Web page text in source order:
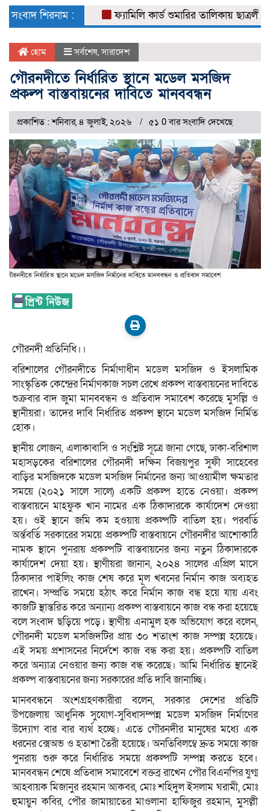
সংবাদ শিরনাম :
ফ্যামিলি কার্ড শুমারির তালিকায় ছাত্রলীগ নেতা
হোম সর্বশেষ,সারাদেশ
গৌরনদীতে নির্ধারিত স্থানে মডেল মসজিদ
প্রকল্প বাস্তবায়নের দাবিতে মানববন্ধন
প্রকাশিত : শনিবার, ৪ জুলাই, ২০২৬ ৫১ 0 বার সংবাদি দেখেছে
গৌরনদী প্রতিনিধি।।
বরিশালের গৌরনদীতে নির্মাণাধীন মডেল মসজিদ ও ইসলামিক
সাংস্কৃতিক কেন্দ্রের নির্মাণকাজ সচল রেখে প্রকল্প বাস্তবায়নের দাবিতে
শুক্রবার বাদ জুমা মানববন্ধন ও প্রতিবাদ সমাবেশ করেছে মুসল্লি ও
স্থানীয়রা। তাদের দাবি নির্ধারিত প্রকল্প স্থানে মডেল মসজিদ নির্মিত
হোক।
স্থানীয় লোজন, এলাকাবাসি ও সংশ্লিষ্ট সূত্রে জানা গেছে, ঢাকা-বরিশাল
মহাসড়কের বরিশালের গৌরনদী দক্ষিন বিজয়পুর সুফী সাহেবের
বাড়ির মসজিদকে মডেল মসজিদ নির্মানের জন্য আওয়ামীল ক্ষমতার
সময়ে (২০২১ সালে সালে) একটি প্রকল্প হাতে নেওয়া। প্রকল্প
বাস্তবায়নে মাহফুক খান নামের এক ঠিকাদারকে কার্যাদেশ দেওয়া
হয়। ওই স্থানে জমি কম হওয়ায় প্রকল্পটি বাতিল হয়। পরবর্তি
অর্ন্তবর্তি সরকারের সময়ে প্রকল্পটি বাস্তবায়নে গৌরনদীর আশোকাঠি
নামক স্থানে পুনরায় প্রকল্পটি বাস্তবায়নের জন্য নতুন ঠিকাদারকে
কার্যাদেশ দেয়া হয়। স্থাণীয়রা জানান, ২০২৪ সালের এপ্রিল মাসে
ঠিকাদার পাইলিং কাজ শেষ করে মূল খবনের নির্মান কাজ অব্যহত
রাখেন। সম্প্রতি সময়ে হঠাৎ করে নির্মান কাজ বন্ধ হয়ে যায় এবং
কাজটি স্থান্তরিত করে অন্যান্য প্রকল্প বাস্তবায়নে কাজ বন্ধ করা হয়েছে
বলে সংবাদ ছড়িয়ে পড়ে। স্থাণীয় এনামুল হক অভিযোগ করে বলেন,
গৌরনদী মডেল মসজিদটির প্রায় ৩০ শতাংশ কাজ সম্পন্ন হয়েছে।
এই সময় প্রশাসনের নির্দেশে কাজ বন্ধ করা হয়। প্রকল্পটি বাতিল
করে অন্যাত্র নেওয়ার জন্য কাজ বন্ধ করেছে। আমি নির্ধারিত স্থানেই
প্রকল্প বাস্তবায়নের জন্য সরকারের প্রতি দাবি জানাচ্ছি।
মানববন্ধনে অংশগ্রহণকারীরা বলেন, সরকার দেশের প্রতিটি
উপজেলায় আধুনিক সুযোগ-সুবিধাসম্পন্ন মডেল মসজিদ নির্মাণের
উদ্যোগ বার বার ব্যর্থ হচ্ছে। এতে গৌরনদীর মানুষের মধ্যে এক
ধরনের ক্সেঅভ ও হতাশা তৈরী হয়েছে। অনতিবিলম্বে দ্রুত সময়ে কাজ
পুনরায় শুরু করে নির্ধারিত সময়ে প্রকল্পটি সম্পন্ন করতে হবে।
মানববন্ধন শেষে প্রতিবাদ সমাবেশে বক্তব্র রাখেন পৌর বিএনপির যুগ্ম
আহবায়ক মিজানুর রহমান আকবর, মোঃ শহিদুল ইসলাম ঘরামী, মোঃ
হুমায়ুন কবির, পৌর জামায়াতের মাওলানা হাফিজুর রহমান, মুসল্লী